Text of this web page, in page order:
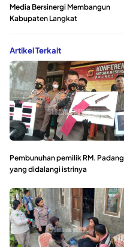
Media Bersinergi Membangun
Kabupaten Langkat
Artikel Terkait
Pembunuhan pemilik RM. Padang
yang didalangi istrinya